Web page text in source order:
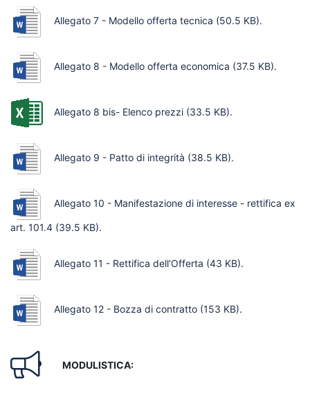
Allegato 7 - Modello offerta tecnica (50.5 KB).
Allegato 8 - Modello offerta economica (37.5 KB).
Allegato 8 bis- Elenco prezzi (33.5 KB).
Allegato 9 - Patto di integrità (38.5 KB).
Allegato 10 - Manifestazione di interesse - rettifica ex
art. 101.4 (39.5 KB).
Allegato 11 - Rettifica dell'Offerta (43 KB).
Allegato 12 - Bozza di contratto (153 KB).
MODULISTICA: